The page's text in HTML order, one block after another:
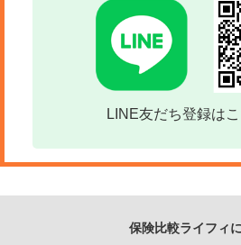
LINE友だち登録は
保険比較ライフィ